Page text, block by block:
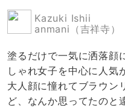
Kazuki Ishii
anmani（吉祥寺）
塗るだけで一気に洒落顔
しゃれ女子を中心に人気
大人顔に憧れてブラウン
ど、なんか思ってたのと